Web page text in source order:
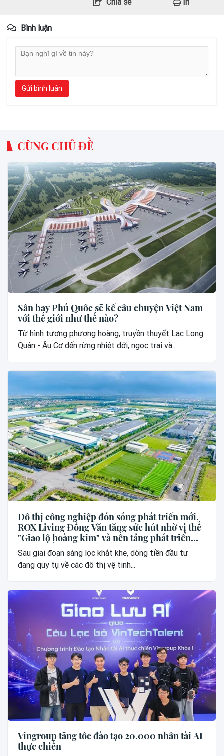
Chia sẻ In
Bình luận
Gửi bình luận
CÙNG CHỦ ĐỀ
Sân bay Phú Quốc sẽ kể câu chuyện Việt Nam
với thế giới như thế nào?
Từ hình tượng phượng hoàng, truyền thuyết Lạc Long
Quân - Âu Cơ đến rừng nhiệt đới, ngọc trai và...
Đô thị công nghiệp đón sóng phát triển mới,
ROX Living Đồng Văn tăng sức hút nhờ vị thế
"Giao lộ hoàng kim" và nền tảng phát triển
vững chắc
Sau giai đoạn sàng lọc khắt khe, dòng tiền đầu tư
đang quy tụ về các đô thị vệ tinh...
Vingroup tăng tốc đào tạo 20.000 nhân tài AI
thực chiến